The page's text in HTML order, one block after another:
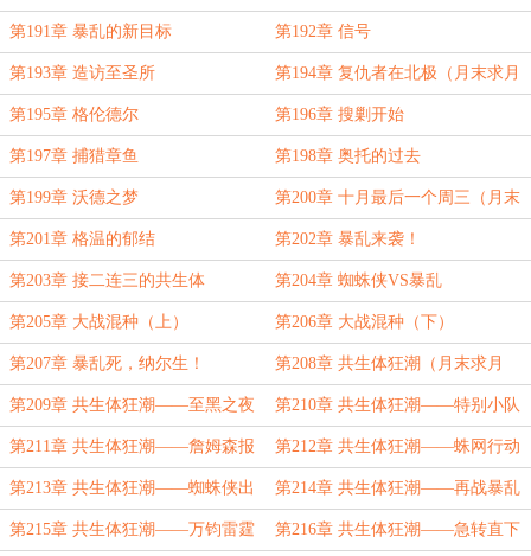
第191章 暴乱的新目标 第192章 信号
第193章 造访至圣所 第194章 复仇者在北极（月末求月
票！）
第195章 格伦德尔 第196章 搜剿开始
第197章 捕猎章鱼 第198章 奥托的过去
第199章 沃德之梦 第200章 十月最后一个周三（月末
求月票！）
第201章 格温的郁结 第202章 暴乱来袭！
第203章 接二连三的共生体 第204章 蜘蛛侠VS暴乱
第205章 大战混种（上） 第206章 大战混种（下）
第207章 暴乱死，纳尔生！ 第208章 共生体狂潮（月末求月
票）
第209章 共生体狂潮——至黑之夜 第210章 共生体狂潮——特别小队
第211章 共生体狂潮——詹姆森报
道
第212章 共生体狂潮——蛛网行动
第213章 共生体狂潮——蜘蛛侠出
击！
第214章 共生体狂潮——再战暴乱
第215章 共生体狂潮——万钧雷霆 第216章 共生体狂潮——急转直下